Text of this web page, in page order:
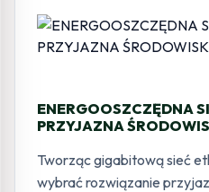
ENERGOOSZCZĘDNA
PRZYJAZNA
Tworząc gigabitową sieć
wybrać rozwiązanie